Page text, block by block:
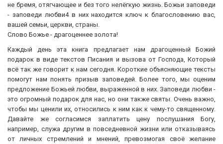
не бремя, отягчающее и без того нелёгкую жизнь. Божьи заповеди
- заповеди любви4 в них находится ключ к благословению вас,
вашей семьи, церкви, страны.
Слово Божье - драгоценнее золота!
Каждый день эта книга предлагает нам драгоценный Божий
подарок в виде текстов Писания и вызова от Господа, Который
всё так же говорит к нам сегодня. Короткие объясняющие тексты
помогут нам понять призыв заповедей. Более того, мы оценим
предложение Божьей любви, выраженной в них. Заповеди любви -
это огромный подарок для нас, но они также святы. Очень важно,
чтобы мы ценили их, относились к ним как к чему-то священному.
Давайте же согласимся заплатить цену послушания Богу,
например, служа другим в повседневной жизни или отказываясь
от личных стремлений и мнений, превозмогая своё желание